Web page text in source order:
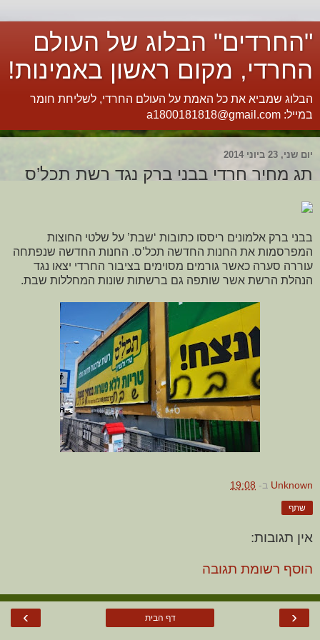
"החרדים" הבלוג של העולם
החרדי, מקום ראשון באמינות!
הבלוג שמביא את כל האמת על העולם החרדי, לשליחת חומר
במייל: a1800181818@gmail.com
יום שני, 23 ביוני 2014
תג מחיר חרדי בבני ברק נגד רשת תכל’ס
בבני ברק אלמונים ריססו כתובות ‘שבת’ על שלטי החוצות
המפרסמות את החנות החדשה תכל’ס. החנות החדשה שנפתחה
עוררה סערה כאשר גורמים מסוימים בציבור החרדי יצאו נגד
הנהלת הרשת אשר שותפה גם ברשתות שונות המחללות שבת.
Unknown ב- 19:08
שתף
אין תגובות:
הוסף רשומת תגובה
‹
› דף הבית